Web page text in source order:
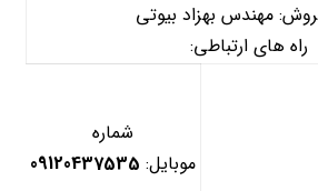
مهندس بهزاد بیوتی
راه های ارتباطی:
شماره
موبایل: 09120437535